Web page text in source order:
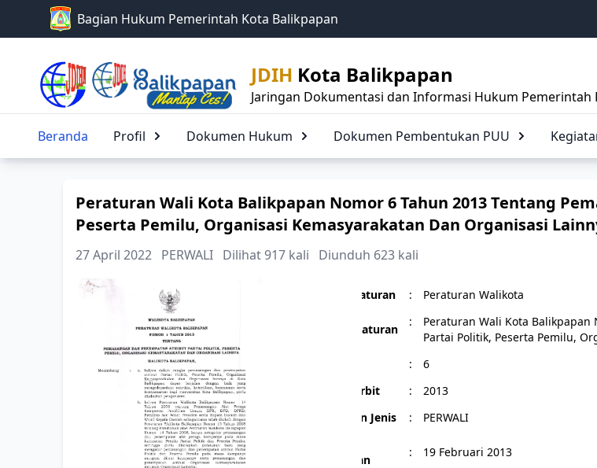
Bagian Hukum Pemerintah Kota Balikpapan
JDIH Kota Balikpapan
Jaringan Dokumentasi dan Informasi Hukum Pemerintah
Beranda Profil Dokumen Hukum Dokumen Pembentukan PUU
Peraturan Wali Kota Balikpapan Nomor 6 Tahun 2013 Tentang
Peserta Pemilu, Organisasi Kemasyarakatan Dan Organisasi
27 April 2022 PERWALI Dilihat 917 kali Diunduh 623 kali
Jenis Peraturan : Peraturan Walikota
Judul Peraturan
:
Peraturan Wali Kota
Partai Politik, Peserta Pemilu,
:
6
Tahun Terbit
:
2013
Singkatan Jenis
:
PERWALI
Penetapan
: 19 Februari 2013